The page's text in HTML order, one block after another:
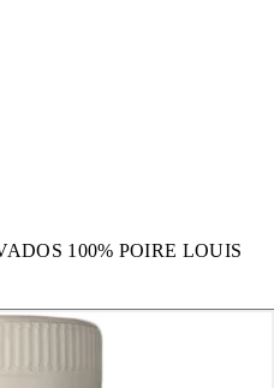
100% POIRE LOUIS